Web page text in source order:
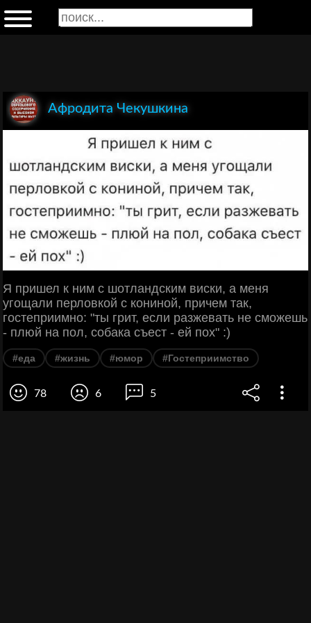
Афродита Чекушкина
Я пришел к ним с шотландским виски, а меня
угощали перловкой с кониной, причем так,
гостеприимно: "ты грит, если разжевать не сможешь
- плюй на пол, собака съест - ей пох" :)
#еда #жизнь #юмор #Гостеприимство
78 6 5